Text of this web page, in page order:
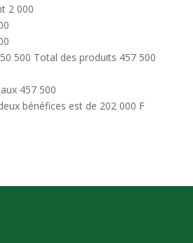
2 000
500 Total des produits 457 500
457 500
bénéfices est de 202 000 F